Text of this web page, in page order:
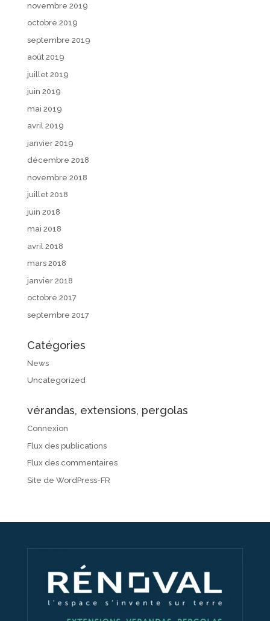
novembre 2019
octobre 2019
septembre 2019
août 2019
juillet 2019
juin 2019
mai 2019
avril 2019
janvier 2019
décembre 2018
novembre 2018
juillet 2018
juin 2018
mai 2018
avril 2018
mars 2018
janvier 2018
octobre 2017
septembre 2017
Catégories
News
Uncategorized
vérandas, extensions, pergolas
Connexion
Flux des publications
Flux des commentaires
Site de WordPress-FR